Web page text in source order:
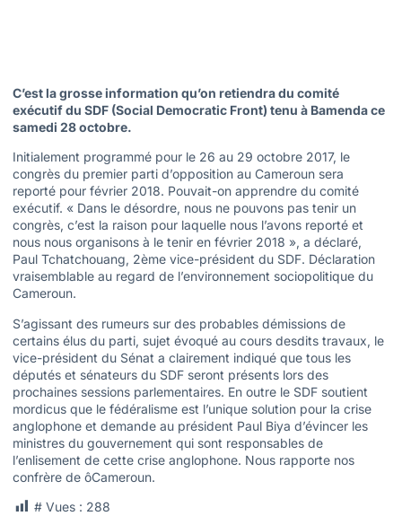
C’est la grosse information qu’on retiendra du comité
exécutif du SDF (Social Democratic Front) tenu à Bamenda ce
samedi 28 octobre.
Initialement programmé pour le 26 au 29 octobre 2017, le
congrès du premier parti d’opposition au Cameroun sera
reporté pour février 2018. Pouvait-on apprendre du comité
exécutif. « Dans le désordre, nous ne pouvons pas tenir un
congrès, c’est la raison pour laquelle nous l’avons reporté et
nous nous organisons à le tenir en février 2018 », a déclaré,
Paul Tchatchouang, 2ème vice-président du SDF. Déclaration
vraisemblable au regard de l’environnement sociopolitique du
Cameroun.
S’agissant des rumeurs sur des probables démissions de
certains élus du parti, sujet évoqué au cours desdits travaux, le
vice-président du Sénat a clairement indiqué que tous les
députés et sénateurs du SDF seront présents lors des
prochaines sessions parlementaires. En outre le SDF soutient
mordicus que le fédéralisme est l’unique solution pour la crise
anglophone et demande au président Paul Biya d’évincer les
ministres du gouvernement qui sont responsables de
l’enlisement de cette crise anglophone. Nous rapporte nos
confrère de ôCameroun.
# Vues : 288